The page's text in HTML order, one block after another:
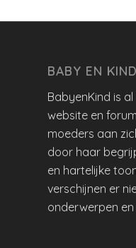
BABY EN KIND
BabyenKind is al
website en
moeders aan
door haar
en hartelijke
verschijnen er
onderwerpen en